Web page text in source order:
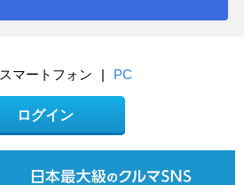
スマートフォン | PC
ログイン